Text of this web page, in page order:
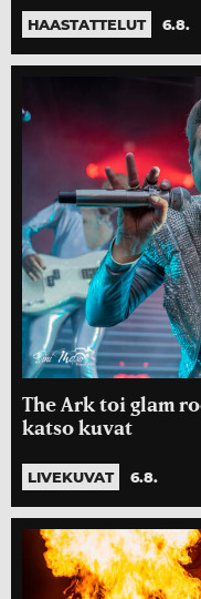
HAASTATTELUT 6.8.
The Ark toi glam
katso kuvat
LIVEKUVAT 6.8.